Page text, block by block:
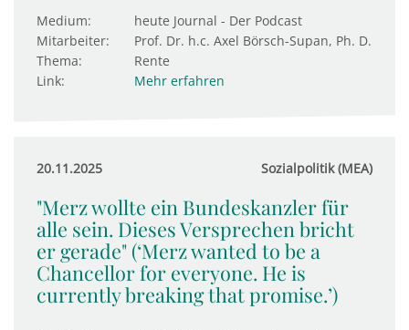
Medium:
heute Journal - Der Podcast
Mitarbeiter:
Prof. Dr. h.c. Axel Börsch-Supan, Ph. D.
Thema:
Rente
Link:
Mehr erfahren
20.11.2025 Sozialpolitik (MEA)
"Merz wollte ein Bundeskanzler für
alle sein. Dieses Versprechen bricht
er gerade" (‘Merz wanted to be a
Chancellor for everyone. He is
currently breaking that promise.’)